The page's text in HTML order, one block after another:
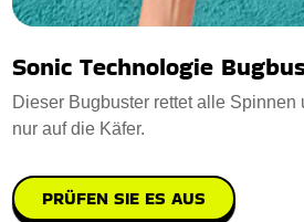
Sonic Technologie
Dieser Bugbuster rettet alle Spinnen
nur auf die Käfer.
PRÜFEN SIE ES AUS